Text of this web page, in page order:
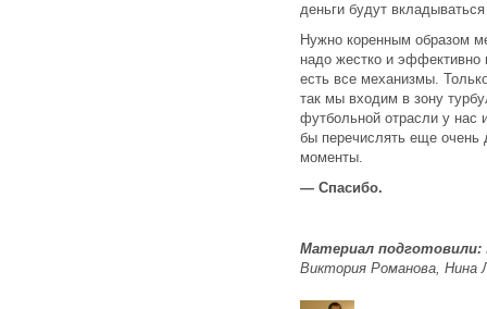
деньги будут
Нужно коренным образом
надо жестко и эффективно
есть все механизмы.
так мы входим в зону
футбольной отрасли у нас
бы перечислять еще очень
моменты.
— Спасибо.
Материал подготовили:
Виктория Романова, Нина